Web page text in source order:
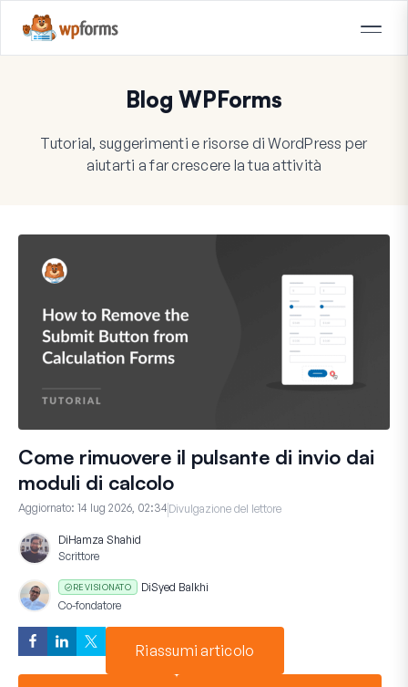
Blog WPForms
Tutorial, suggerimenti e risorse di WordPress per
aiutarti a far crescere la tua attività
Come rimuovere il pulsante di invio dai
moduli di calcolo
Aggiornato: 14 lug 2026, 02:34 Divulgazione del lettore
DiHamza Shahid
Scrittore
REVISIONATO DiSyed Balkhi
Co-fondatore
Riassumi articolo